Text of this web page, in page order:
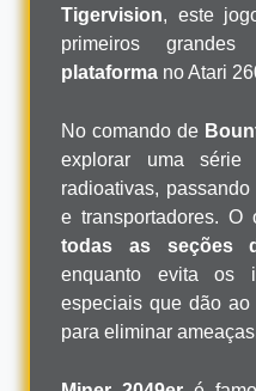
Tigervision, este
primeiros
plataforma no Atari
No comando de
explorar uma série
radioativas,
e transportadores. O
todas as seções
enquanto evita os
especiais que dão ao
para eliminar